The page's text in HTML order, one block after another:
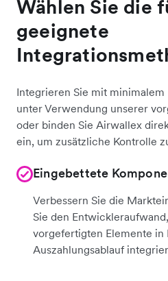
Wählen Sie die
geeignete
Integrieren Sie mit
unter Verwendung unserer
oder binden Sie Airwallex
ein, um zusätzliche Kontrolle
Eingebettete
Verbessern Sie die
Sie den
vorgefertigten Elemente in
Auszahlungsablauf